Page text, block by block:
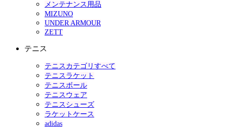
メンテナンス用品
MIZUNO
UNDER ARMOUR
ZETT
テニス
テニスカテゴリすべて
テニスラケット
テニスボール
テニスウェア
テニスシューズ
ラケットケース
adidas